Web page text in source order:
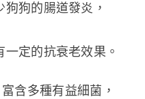
狗的腸道發炎，
定的抗衰老效果。
富含多種有益細菌，